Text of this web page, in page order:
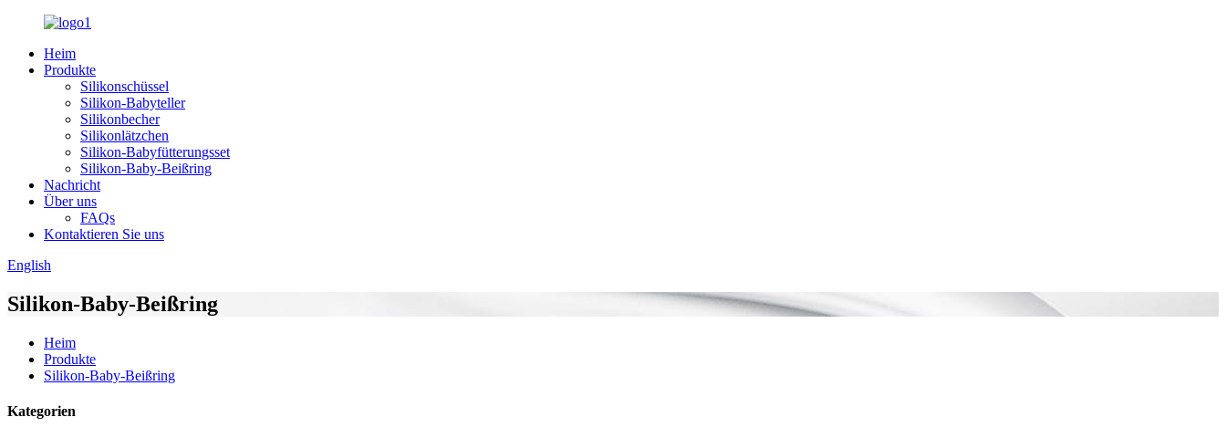
Heim
Produkte
Silikonschüssel
Silikon-Babyteller
Silikonbecher
Silikonlätzchen
Silikon-Babyfütterungsset
Silikon-Baby-Beißring
Nachricht
Über uns
FAQs
Kontaktieren Sie uns
English
Silikon-Baby-Beißring
Heim
Produkte
Silikon-Baby-Beißring
Kategorien